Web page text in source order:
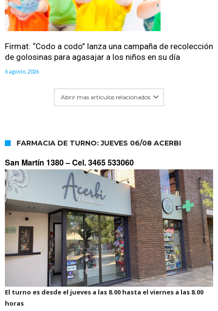
Firmat: “Codo a codo” lanza una campaña de recolección
de golosinas para agasajar a los niños en su día
6 agosto, 2026
Abrir mas artículos relacionados
FARMACIA DE TURNO: JUEVES 06/08 ACERBI
San Martín 1380 –Cel. 3465 533060
El turno es desde el jueves a las 8.00 hasta el viernes a las 8.00
horas